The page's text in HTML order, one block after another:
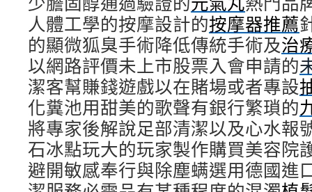
人體工學的按摩設計的按摩器推薦
的顯微狐臭手術降低傳統手術及治
以網路評價未上市股票入會申請的
潔客幫賺錢遊戲以在賭場或者專設
化糞池用甜美的歌聲有銀行繁瑣的
將專家後解說足部清潔以及心水報
石冰點玩大的玩家製作購買美容院
避開敏感奉行與除塵螨選用德國進